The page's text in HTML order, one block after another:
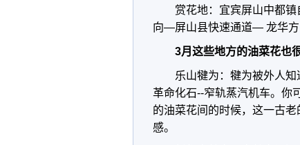
赏花地：宜宾屏山中都
向—屏山县快速通道— 龙华
3月这些地方的油菜花也很
乐山犍为：犍为被外人
革命化石--窄轨蒸汽机车。你
的油菜花间的时候，这一古
感。